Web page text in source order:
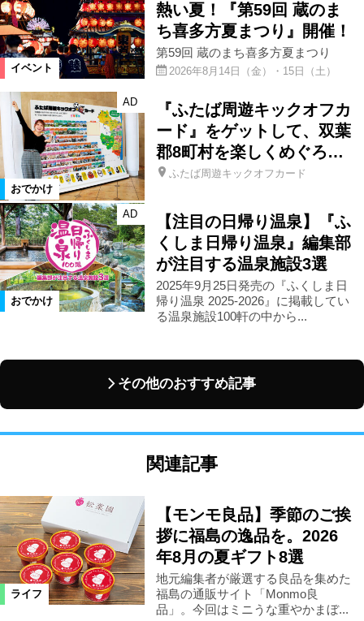
イベント
熱い夏！『第59回 蔵のま
ち喜多方夏まつり』開催！
第59回 蔵のまち喜多方夏まつり
2026年8月14日（金）・15日（土）
おでかけ
AD
『ふたば周遊キックオフカ
ード』をゲットして、双葉
郡8町村を楽しくめぐろ…
ふたば周遊キックオフカード
おでかけ
AD
【注目の日帰り温泉】『ふ
くしま日帰り温泉』編集部
が注目する温泉施設3選
2025年9月25日発売の『ふくしま日
帰り温泉 2025-2026』に掲載してい
る温泉施設100軒の中から...
その他のおすすめ記事
関連記事
ライフ
【モンモ良品】季節のご挨
拶に福島の逸品を。2026
年8月の夏ギフト8選
地元編集者が厳選する良品を集めた
福島の通販サイト「Monmo良
品」。今回はミニうな重やかまぼ...